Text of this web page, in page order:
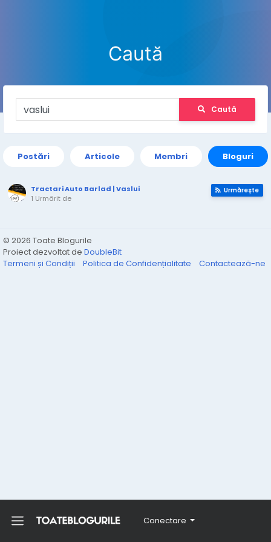
Conectare
Caută
Caută
Postări Articole Membri Bloguri
Urmărește
Tractari Auto Barlad | Vaslui
1 Urmărit de
© 2026 Toate Blogurile
Proiect dezvoltat de DoubleBit
Termeni și Condiții
Politica de Confidențialitate Contactează-ne